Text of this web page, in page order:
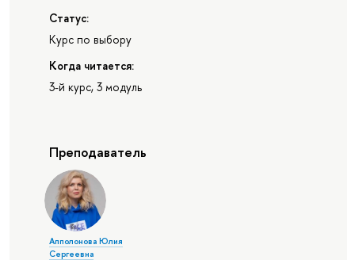
Статус:
Курс по выбору
Когда читается:
3-й курс, 3 модуль
Преподаватель
Апполонова Юлия
Сергеевна